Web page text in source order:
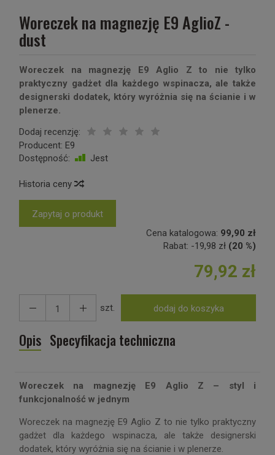
Woreczek na magnezję E9 AglioZ -
dust
Woreczek na magnezję E9 Aglio Z to nie tylko
praktyczny gadżet dla każdego wspinacza, ale także
designerski dodatek, który wyróżnia się na ścianie i w
plenerze.
Dodaj recenzję:
Producent: E9
Dostępność:
Jest
Historia ceny
Zapytaj o produkt
Cena katalogowa: 99,90 zł
Rabat: -19,98 zł (20 %)
79,92 zł
szt. dodaj do koszyka
Opis Specyfikacja techniczna
Woreczek na magnezję E9 Aglio Z – styl i
funkcjonalność w jednym
Woreczek na magnezję E9 Aglio Z to nie tylko praktyczny
gadżet dla każdego wspinacza, ale także designerski
dodatek, który wyróżnia się na ścianie i w plenerze.